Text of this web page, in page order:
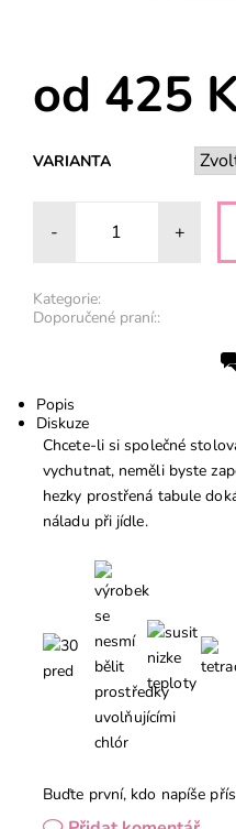
od 425
VARIANTA
- +
Kategorie:
Doporučené praní::
Popis
Diskuze
Chcete-li si společné
vychutnat, neměli byste
hezky prostřená tabule
náladu při jídle.
Buďte první, kdo napíše